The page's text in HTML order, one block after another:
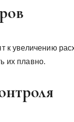
к увеличению
их плавно.